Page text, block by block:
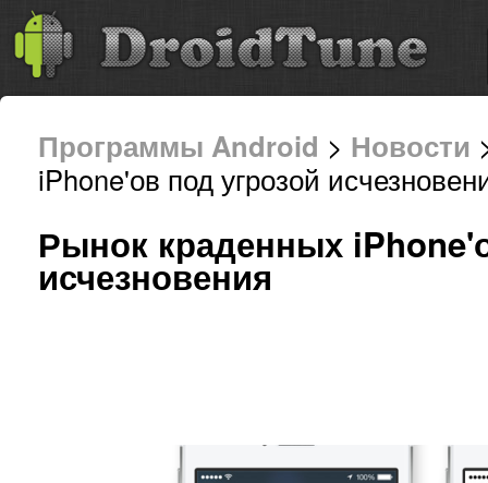
Программы Android > Новости
iPhone'ов под угрозой
Рынок краденных
исчезновения